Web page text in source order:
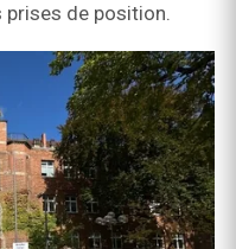
prises de position.